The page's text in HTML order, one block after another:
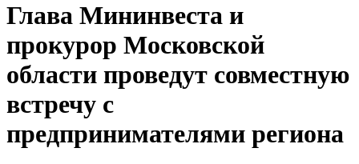
Глава Мининвеста и
прокурор Московской
области проведут совместную
встречу с
предпринимателями региона